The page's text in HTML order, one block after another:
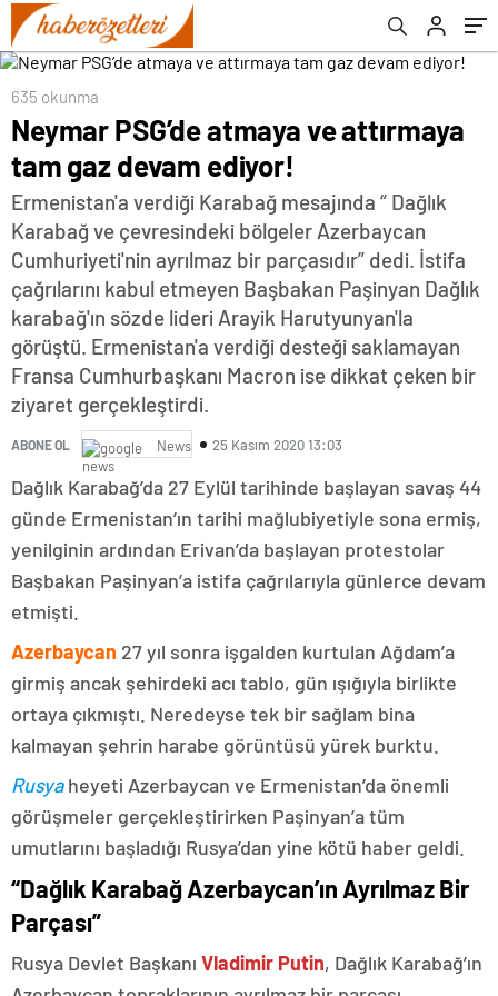
635 okunma
Neymar PSG’de atmaya ve attırmaya
tam gaz devam ediyor!
Ermenistan'a verdiği Karabağ mesajında “ Dağlık
Karabağ ve çevresindeki bölgeler Azerbaycan
Cumhuriyeti'nin ayrılmaz bir parçasıdır” dedi. İstifa
çağrılarını kabul etmeyen Başbakan Paşinyan Dağlık
karabağ'ın sözde lideri Arayik Harutyunyan'la
görüştü. Ermenistan'a verdiği desteği saklamayan
Fransa Cumhurbaşkanı Macron ise dikkat çeken bir
ziyaret gerçekleştirdi.
ABONE OL News 25 Kasım 2020 13:03
Dağlık Karabağ’da 27 Eylül tarihinde başlayan savaş 44
günde Ermenistan’ın tarihi mağlubiyetiyle sona ermiş,
yenilginin ardından Erivan’da başlayan protestolar
Başbakan Paşinyan’a istifa çağrılarıyla günlerce devam
etmişti.
Azerbaycan 27 yıl sonra işgalden kurtulan Ağdam’a
girmiş ancak şehirdeki acı tablo, gün ışığıyla birlikte
ortaya çıkmıştı. Neredeyse tek bir sağlam bina
kalmayan şehrin harabe görüntüsü yürek burktu.
Rusyaheyeti Azerbaycan ve Ermenistan’da önemli
görüşmeler gerçekleştirirken Paşinyan’a tüm
umutlarını başladığı Rusya’dan yine kötü haber geldi.
“Dağlık Karabağ Azerbaycan’ın Ayrılmaz Bir
Parçası”
Rusya Devlet Başkanı Vladimir Putin, Dağlık Karabağ’ın